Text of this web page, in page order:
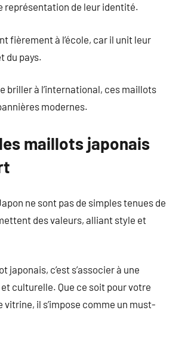
représentation de leur identité.
fièrement à l’école, car il unit leur
du pays.
briller à l’international, ces maillots
modernes.
maillots japonais
ne sont pas de simples tenues de
des valeurs, alliant style et
japonais, c’est s’associer à une
culturelle. Que ce soit pour votre
vitrine, il s’impose comme un must-